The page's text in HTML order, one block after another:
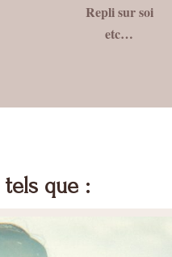
Repli sur soi
etc…
que :